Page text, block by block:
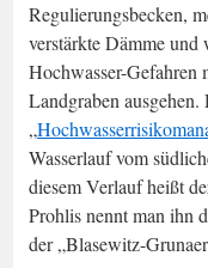
Regulierungsbecken,
verstärkte Dämme und
Hochwasser-Gefahren
Landgraben
„
Wasserlauf vom
diesem Verlauf heißt
Prohlis nennt man ihn
der „Blasewitz-